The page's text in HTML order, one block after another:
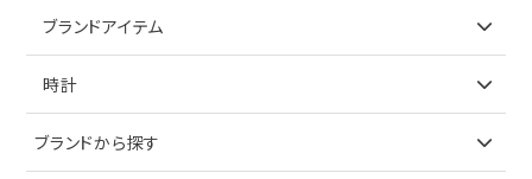
アイテムで探す
ブランドアイテム
アイテムで探す
時計
ブランドで探す
ブランドから探す